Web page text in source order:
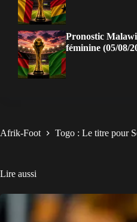
Pronostic
féminine (05/08/
Afrik-Foot Togo : Le titre pour
Lire aussi